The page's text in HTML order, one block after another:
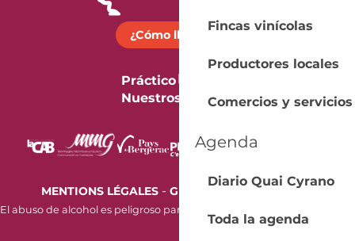
Fincas vinícolas
Productores locales
Comercios y servicios
Agenda
Diario Quai Cyrano
Toda la agenda
¿Cómo llegar?
Práctico
Nuestros folletos
MENTIONS LÉGALES- GESTION DES COOKIES
El abuso de alcohol es peligroso para la salud. Beba con moderación.